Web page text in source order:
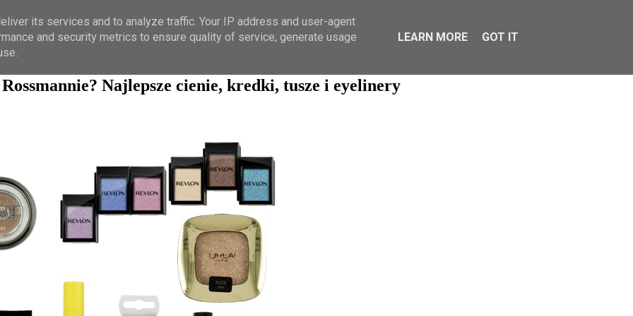
Najlepsze cienie, kredki, tusze i eyelinery
its services and to analyze traffic. Your IP address and user-agent
and security metrics to ensure quality of service, generate usage
LEARN MORE GOT IT